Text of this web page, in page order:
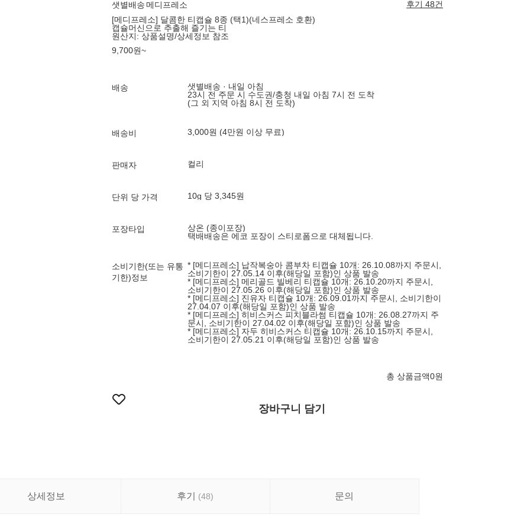
샛별배송메디프레소
후기 48건
[메디프레소] 달콤한 티캡슐 8종 (택1)(네스프레소 호환)
캡슐머신으로 추출해 즐기는 티
원산지: 상품설명/상세정보 참조
9,700원~
배송
샛별배송 · 내일 아침
23시 전 주문 시 수도권/충청 내일 아침 7시 전 도착
(그 외 지역 아침 8시 전 도착)
배송비 3,000원 (4만원 이상 무료)
판매자 컬리
단위 당 가격 10g 당 3,345원
포장타입
상온 (종이포장)
택배배송은 에코 포장이 스티로폼으로 대체됩니다.
소비기한(또는 유통
기한)정보
* [메디프레소] 납작복숭아 콤부차 티캡슐 10개: 26.10.08까지 주문시,
소비기한이 27.05.14 이후(해당일 포함)인 상품 발송
* [메디프레소] 메리골드 빌베리 티캡슐 10개: 26.10.20까지 주문시,
소비기한이 27.05.26 이후(해당일 포함)인 상품 발송
* [메디프레소] 진유자 티캡슐 10개: 26.09.01까지 주문시, 소비기한이
27.04.07 이후(해당일 포함)인 상품 발송
* [메디프레소] 히비스커스 피치블라썸 티캡슐 10개: 26.08.27까지 주
문시, 소비기한이 27.04.02 이후(해당일 포함)인 상품 발송
* [메디프레소] 자두 히비스커스 티캡슐 10개: 26.10.15까지 주문시,
소비기한이 27.05.21 이후(해당일 포함)인 상품 발송
총 상품금액0원
장바구니 담기
상세정보 후기 (48) 문의